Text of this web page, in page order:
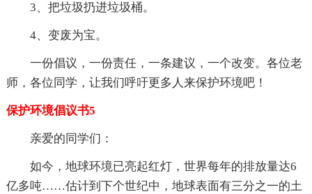
3、把垃圾扔进垃圾桶。
4、变废为宝。
一份倡议，一份责任，一条建议，一个改变。各位老
师，各位同学，让我们呼吁更多人来保护环境吧！
保护环境倡议书5
亲爱的同学们：
如今，地球环境已亮起红灯，世界每年的排放量达6
亿多吨……估计到下个世纪中，地球表面有三分之一的土